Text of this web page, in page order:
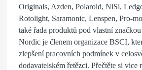
Originals, Azden, Polaroid, NiSi,
Rotolight, Saramonic, Lenspen, Pro-
také řada produktů pod vlastní
Nordic je členem organizace BSCI,
zlepšení pracovních podmínek v
dodavatelském řetězci. Přečtěte si vice